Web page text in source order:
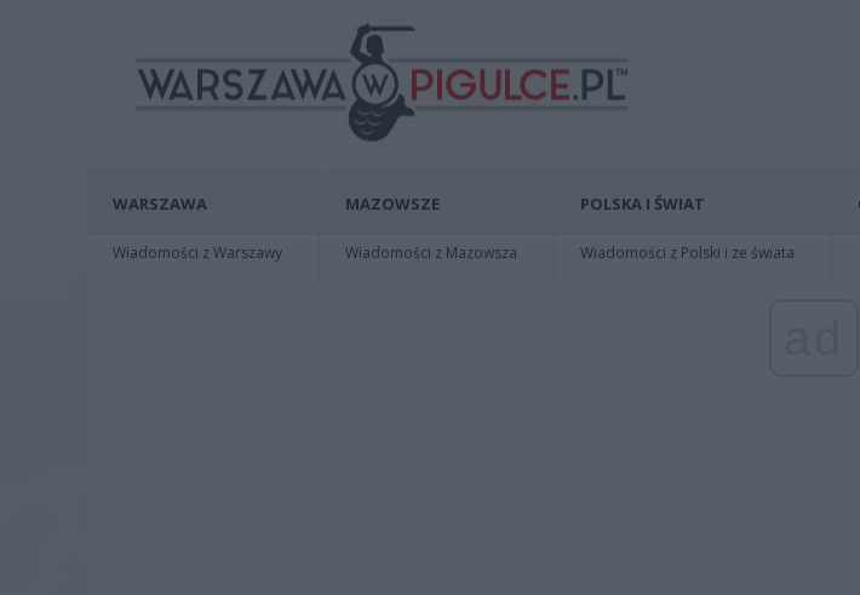
WARSZAWA
Wiadomości z Warszawy
MAZOWSZE
Wiadomości z Mazowsza
POLSKA I ŚWIAT
Wiadomości z Polski i ze świata